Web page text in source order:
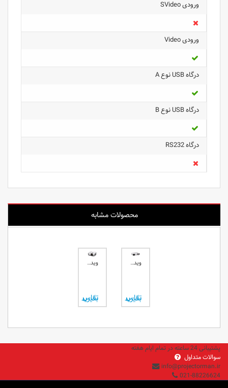
ورودی SVideo
ورودی Video
درگاه USB نوع A
درگاه USB نوع B
درگاه RS232
محصولات مشابه
ویدئو پروژکتور اپسون EPSON EB-U42
تماس بگیرید
ویدئو پروژکتور اپسون EPSON EH-TW5650
تماس بگیرید
پشتیبانی 24 ساعته در تمام ایام هفته
سوالات متداول
info@projectorman.ir
021-88226624